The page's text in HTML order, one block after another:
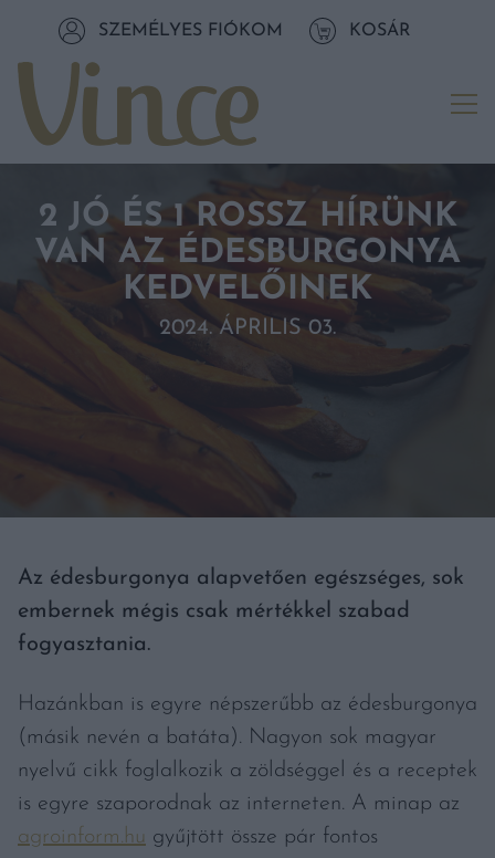
Tovább a tartalomhozSZEMÉLYES FIÓKOM KOSÁR
2 JÓ ÉS 1 ROSSZ HÍRÜNK
VAN AZ ÉDESBURGONYA
KEDVELŐINEK
2024. ÁPRILIS 03.
Az édesburgonya alapvetően egészséges, sok
embernek mégis csak mértékkel szabad
fogyasztania.
Hazánkban is egyre népszerűbb az édesburgonya
(másik nevén a batáta). Nagyon sok magyar
nyelvű cikk foglalkozik a zöldséggel és a receptek
is egyre szaporodnak az interneten. A minap az
agroinform.hu gyűjtött össze pár fontos